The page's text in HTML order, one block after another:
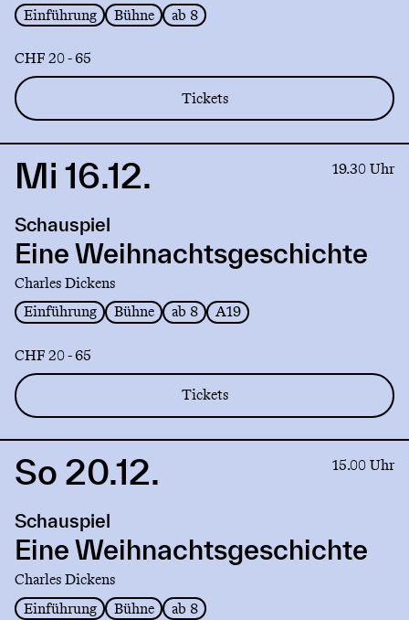
Einführung
Bühne ab 8
CHF 20 - 65
Tickets
Link
Eine
Weihnachtsgeschichte
Mi 16.12. 19.30 Uhr
Schauspiel
Eine Weihnachtsgeschichte
Charles Dickens
Einführung
Bühne ab 8 A19
CHF 20 - 65
Tickets
Link
Eine
Weihnachtsgeschichte
So 20.12. 15.00 Uhr
Schauspiel
Eine Weihnachtsgeschichte
Charles Dickens
Einführung
Bühne ab 8